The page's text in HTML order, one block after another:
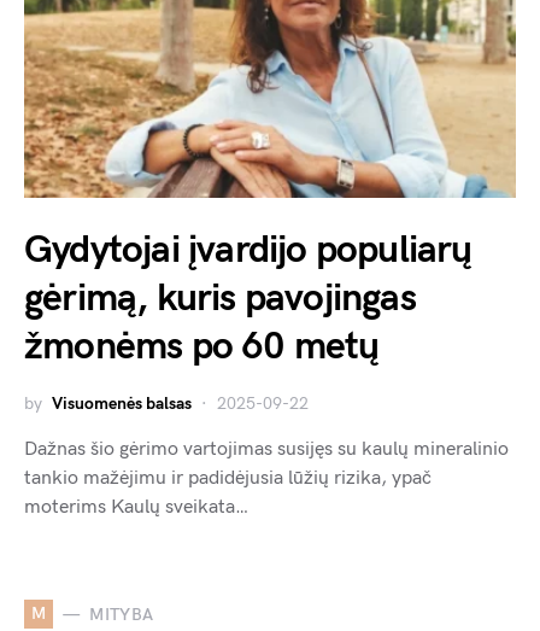
Gydytojai įvardijo populiarų
gėrimą, kuris pavojingas
žmonėms po 60 metų
by Visuomenės balsas 2025-09-22
Dažnas šio gėrimo vartojimas susijęs su kaulų mineralinio
tankio mažėjimu ir padidėjusia lūžių rizika, ypač
moterims Kaulų sveikata…
M MITYBA